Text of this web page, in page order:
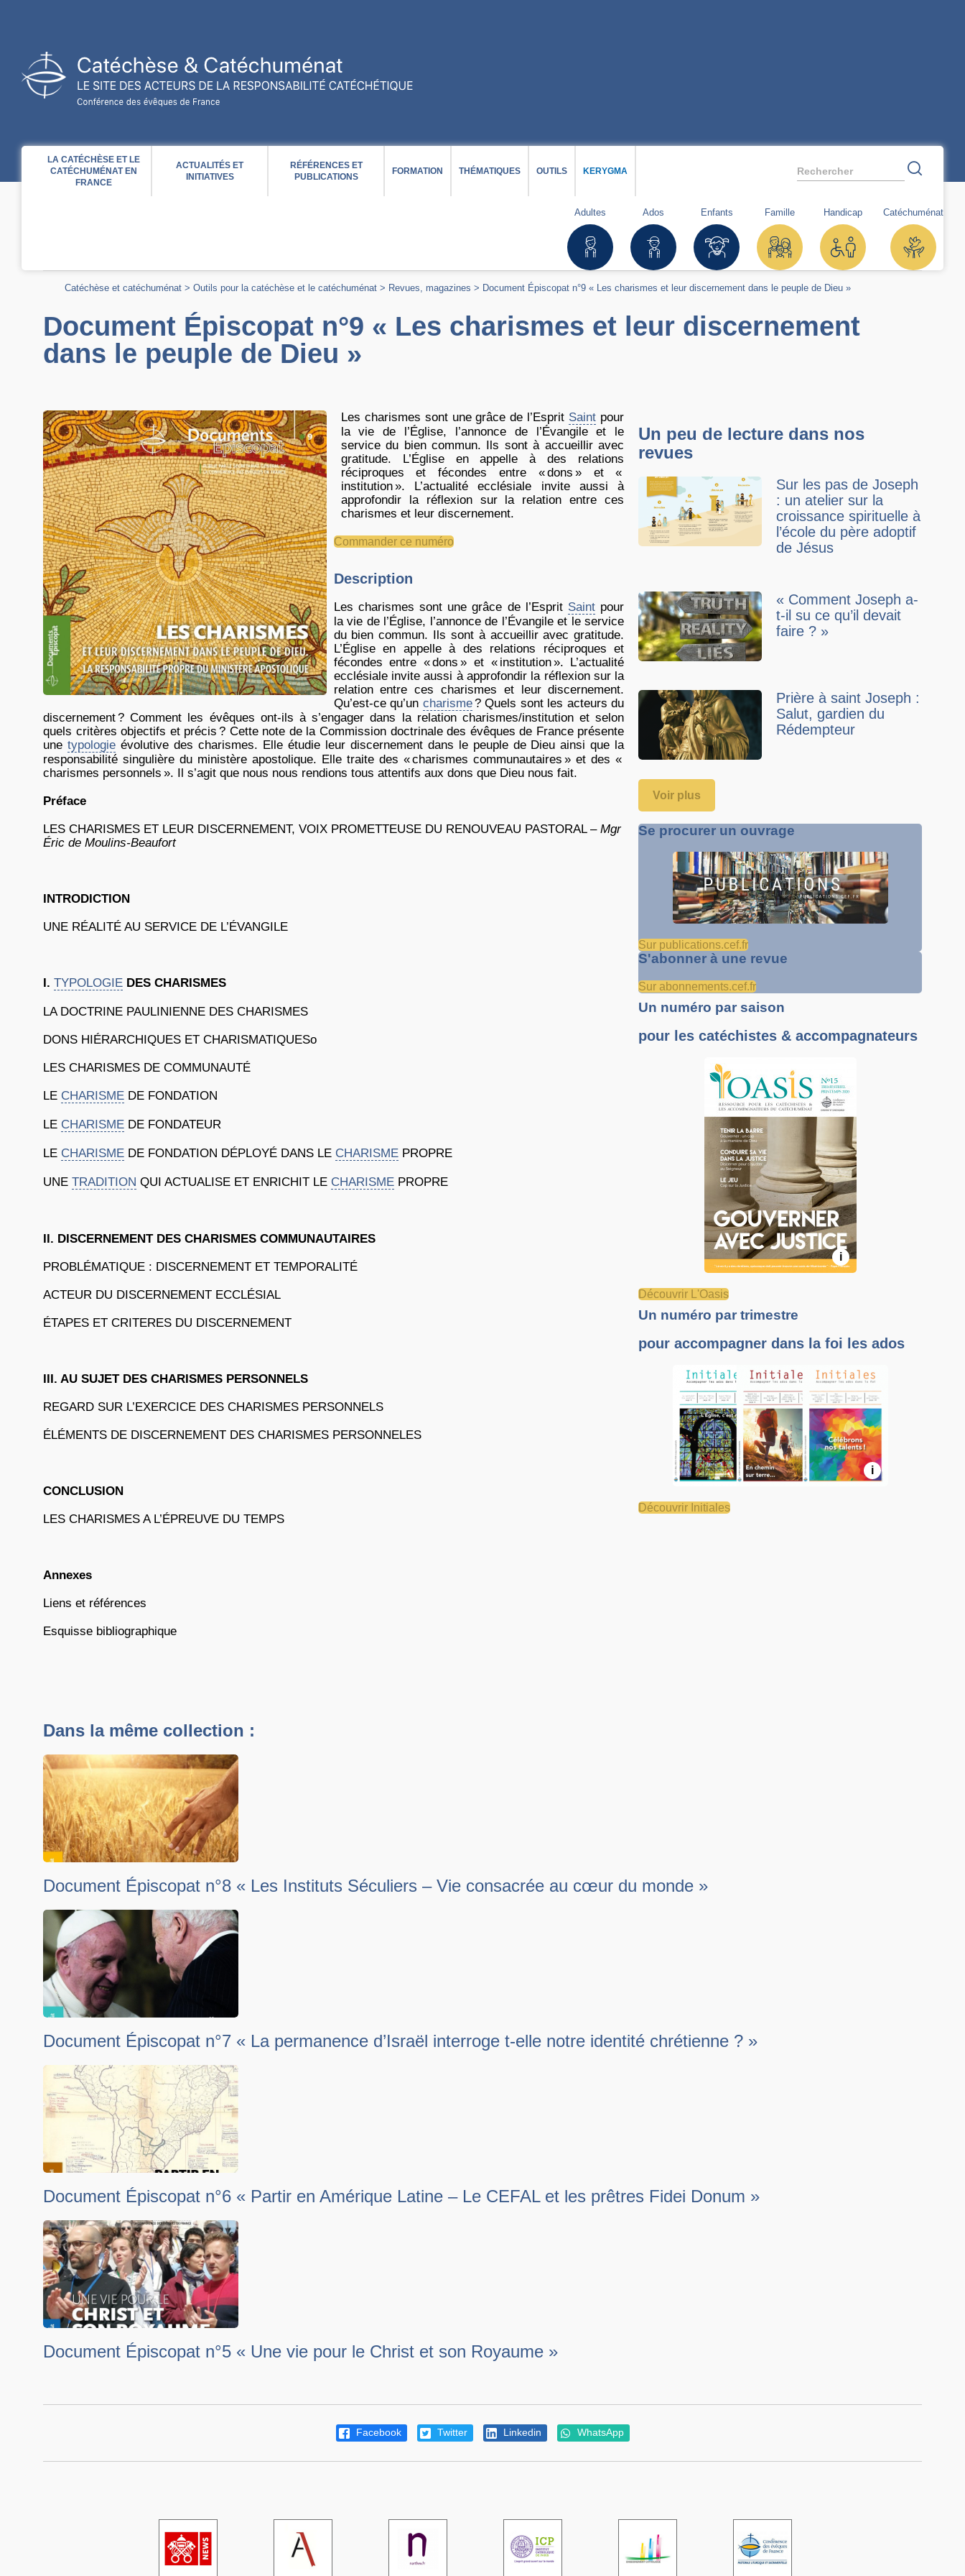
Rechercher
LA CATÉCHÈSE ET LE
CATÉCHUMÉNAT EN
FRANCE
ACTUALITÉS ET
INITIATIVES
RÉFÉRENCES ET
PUBLICATIONS
FORMATION THÉMATIQUES OUTILS KERYGMA
Adultes Ados Enfants Famille Handicap Catéchuménat
Catéchèse et catéchuménat > Outils pour la catéchèse et le catéchuménat > Revues, magazines > Document Épiscopat n°9 « Les charismes et leur discernement dans le peuple de Dieu »
Document Épiscopat n°9 « Les charismes et leur discernement
dans le peuple de Dieu »
Les charismes sont une grâce de l’Esprit Saint pour
la vie de l’Église, l’annonce de l’Évangile et le
service du bien commun. Ils sont à accueillir avec
gratitude. L’Église en appelle à des relations
réciproques et fécondes entre «dons » et «
institution». L’actualité ecclésiale invite aussi à
approfondir la réflexion sur la relation entre ces
charismes et leur discernement.
Commander ce numéro
Description
Les charismes sont une grâce de l’Esprit Saint pour
la vie de l’Église, l’annonce de l’Évangile et le service
du bien commun. Ils sont à accueillir avec gratitude.
L’Église en appelle à des relations réciproques et
fécondes entre «dons » et « institution». L’actualité
ecclésiale invite aussi à approfondir la réflexion sur la
relation entre ces charismes et leur discernement.
Qu’est-ce qu’un charisme? Quels sont les acteurs du
discernement? Comment les évêques ont-ils à s’engager dans la relation charismes/institution et selon
quels critères objectifs et précis ? Cette note de la Commission doctrinale des évêques de France présente
une typologieévolutive des charismes. Elle étudie leur discernement dans le peuple de Dieu ainsi que la
responsabilité singulière du ministère apostolique. Elle traite des «charismes communautaires » et des «
charismes personnels ». Il s’agit que nous nous rendions tous attentifs aux dons que Dieu nous fait.
Préface
LES CHARISMES ET LEUR DISCERNEMENT, VOIX PROMETTEUSE DU RENOUVEAU PASTORAL – Mgr
Éric de Moulins-Beaufort
INTRODICTION
UNE RÉALITÉ AU SERVICE DE L’ÉVANGILE
I. TYPOLOGIE DES CHARISMES
LA DOCTRINE PAULINIENNE DES CHARISMES
DONS HIÉRARCHIQUES ET CHARISMATIQUESo
LES CHARISMES DE COMMUNAUTÉ
LE CHARISME DE FONDATION
LE CHARISME DE FONDATEUR
LE CHARISME DE FONDATION DÉPLOYÉ DANS LE CHARISME PROPRE
UNE TRADITION QUI ACTUALISE ET ENRICHIT LE CHARISME PROPRE
II. DISCERNEMENT DES CHARISMES COMMUNAUTAIRES
PROBLÉMATIQUE : DISCERNEMENT ET TEMPORALITÉ
ACTEUR DU DISCERNEMENT ECCLÉSIAL
ÉTAPES ET CRITERES DU DISCERNEMENT
III. AU SUJET DES CHARISMES PERSONNELS
REGARD SUR L’EXERCICE DES CHARISMES PERSONNELS
ÉLÉMENTS DE DISCERNEMENT DES CHARISMES PERSONNELES
CONCLUSION
LES CHARISMES A L’ÉPREUVE DU TEMPS
Annexes
Liens et références
Esquisse bibliographique
Un peu de lecture dans nos
revues
Sur les pas de Joseph
: un atelier sur la
croissance spirituelle à
l’école du père adoptif
de Jésus
« Comment Joseph a-
t-il su ce qu’il devait
faire ? »
Prière à saint Joseph :
Salut, gardien du
Rédempteur
Voir plus
Se procurer un ouvrage
Sur publications.cef.fr
S'abonner à une revue
Sur abonnements.cef.fr
Un numéro par saison
pour les catéchistes & accompagnateurs
i
Découvrir L'Oasis
Un numéro par trimestre
pour accompagner dans la foi les ados
i
Découvrir Initiales
Dans la même collection :
Document Épiscopat n°8 « Les Instituts Séculiers – Vie consacrée au cœur du monde »
Document Épiscopat n°7 « La permanence d’Israël interroge t-elle notre identité chrétienne ? »
Document Épiscopat n°6 « Partir en Amérique Latine – Le CEFAL et les prêtres Fidei Donum »
Document Épiscopat n°5 « Une vie pour le Christ et son Royaume »
Facebook Twitter Linkedin WhatsApp